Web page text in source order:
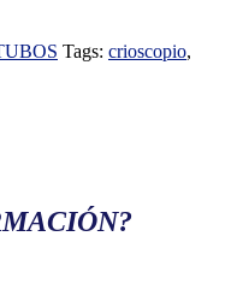
Tags: crioscopio,